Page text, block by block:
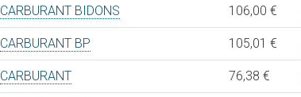
CARBURANT BIDONS 106,00 €
CARBURANT BP 105,01 €
CARBURANT 76,38 €